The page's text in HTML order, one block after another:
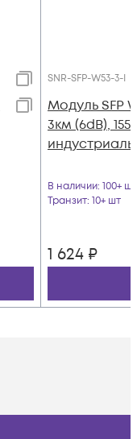
SNR-SFP-W53-3-I
Модуль SFP
3км (6dB),
В наличии: 100+ шт
Транзит: 10+ шт
1 624 ₽